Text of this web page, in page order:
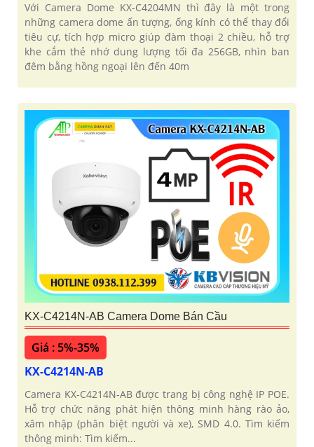
Với Camera Dome KX-C4204MN thì đây là một trong
những camera dome ấn tượng, ống kính có thể thay đổi
tiêu cự, tích hợp micro giúp đàm thoại 2 chiều, hỗ trợ
khe cắm thẻ nhớ dung lượng tối đa 256GB, nhìn ban
đêm bằng hồng ngoại lên đến 40m
KX-C4214N-AB Camera Dome Bán Cầu
Giá : 5%-35%
KX-C4214N-AB
Camera KX-C4214N-AB được trang bị công nghệ IP POE.
Hỗ trợ chức năng phát hiện thông minh hàng rào ảo,
xâm nhập (phân biệt người và xe), SMD 4.0. Tìm kiếm
thông minh: Tìm kiếm...